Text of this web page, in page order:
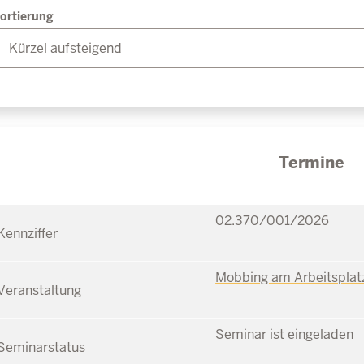
Termine
02.370/001/2026
Mobbing am
Seminar ist eingeladen